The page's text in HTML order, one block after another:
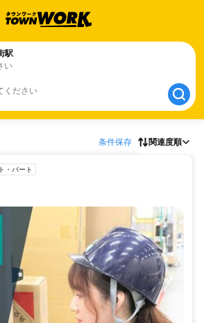
駅
い
ください
駅
条件保存 関連度順
・パート